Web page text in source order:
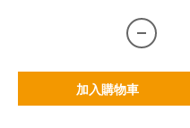
加入購物車